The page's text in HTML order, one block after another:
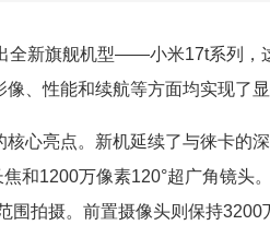
全新旗舰机型——小米17t系列，
、性能和续航等方面均实现了
核心亮点。新机延续了与徕卡的
和1200万像素120°超广角镜头
围拍摄。前置摄像头则保持